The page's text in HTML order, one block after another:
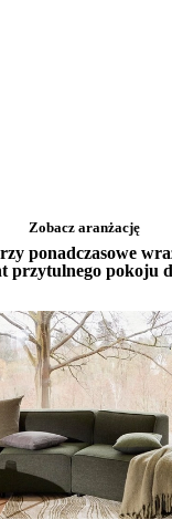
Zobacz aranżację
ponadczasowe
przytulnego pokoju